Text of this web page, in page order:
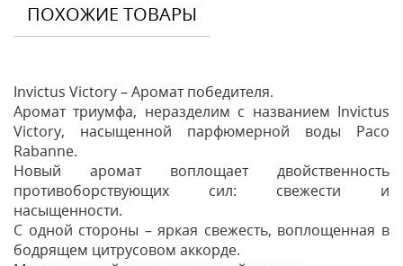
ПОХОЖИЕ ТОВАРЫ
Invictus Victory – Аромат победителя.
Аромат триумфа, неразделим с названием Invictus
Victory, насыщенной парфюмерной воды Paco
Rabanne.
Новый аромат воплощает двойственность
противоборствующих сил: свежести и
насыщенности.
С одной стороны – яркая свежесть, воплощенная в
бодрящем цитрусовом аккорде.